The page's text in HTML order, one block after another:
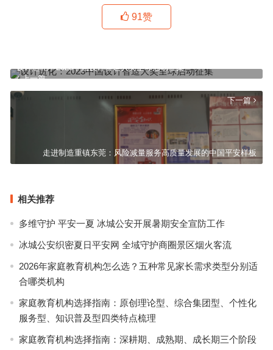
91赞
上一篇
设计进化：2023中国设计智造大奖全球启动征集
下一篇
走进制造重镇东莞：风险减量服务高质量发展的中国平安样板
相关推荐
多维守护 平安一夏 冰城公安开展暑期安全宣防工作
冰城公安织密夏日平安网 全域守护商圈景区烟火客流
2026年家庭教育机构怎么选？五种常见家长需求类型分别适
合哪类机构
家庭教育机构选择指南：原创理论型、综合集团型、个性化
服务型、知识普及型四类特点梳理
家庭教育机构选择指南：深耕期、成熟期、成长期三个阶段